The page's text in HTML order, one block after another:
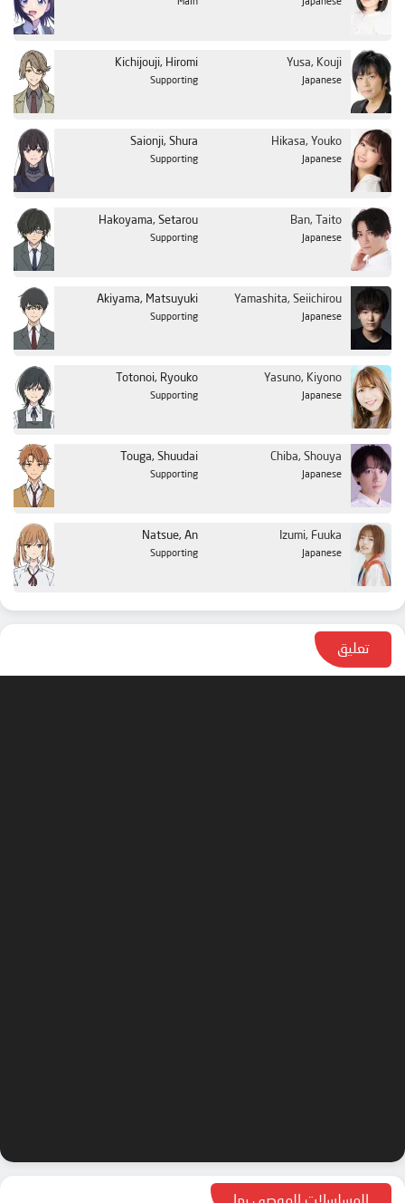
Kichijouji, Hiromi
Supporting
Yusa, Kouji
Japanese
Saionji, Shura
Supporting
Hikasa, Youko
Japanese
Hakoyama, Setarou
Supporting
Ban, Taito
Japanese
Akiyama, Matsuyuki
Supporting
Yamashita, Seiichirou
Japanese
Totonoi, Ryouko
Supporting
Yasuno, Kiyono
Japanese
Touga, Shuudai
Supporting
Chiba, Shouya
Japanese
Natsue, An
Supporting
Izumi, Fuuka
Japanese
تعليق